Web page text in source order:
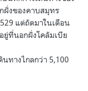
ฝั่งของคาบสมุทร
แต่ถัดมาในเดือน
ยู่ที่นอกฝั่งโคลัมเบีย
ทางไกลกว่า 5,100